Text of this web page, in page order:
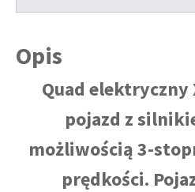
Opis
Quad elektryczny
pojazd z
możliwością 3-
prędkości.